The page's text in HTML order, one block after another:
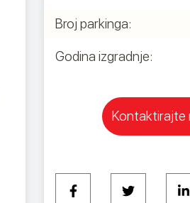
Broj parkinga:
Godina izgradnje:
Kontaktirajte